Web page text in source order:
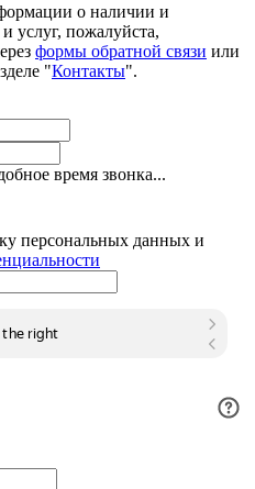
о наличии и
услуг, пожалуйста,
формы обратной связи или
"Контакты".
время звонка...
персональных данных и